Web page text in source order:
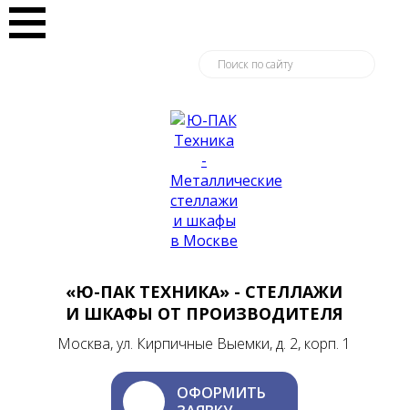
«Ю-ПАК ТЕХНИКА» - СТЕЛЛАЖИ
И ШКАФЫ ОТ ПРОИЗВОДИТЕЛЯ
Москва, ул. Кирпичные Выемки, д. 2, корп. 1
ОФОРМИТЬ